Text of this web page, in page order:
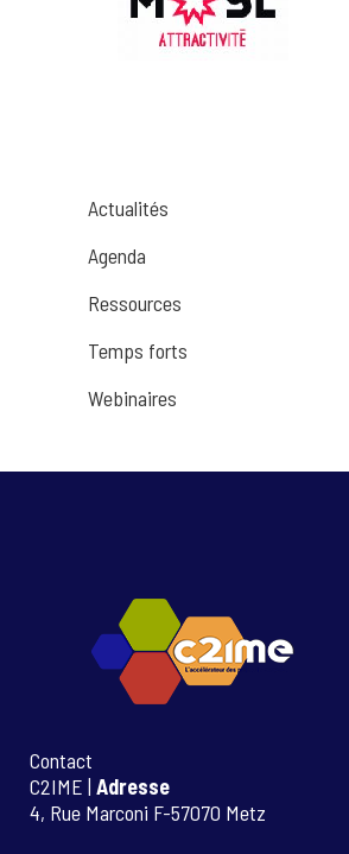
Actualités
Agenda
Ressources
Temps forts
Webinaires
Contact
C2IME | Adresse
4, Rue Marconi F-57070 Metz